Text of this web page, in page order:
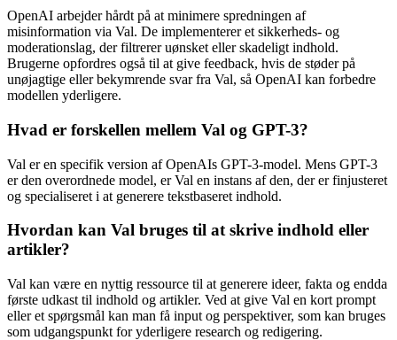
OpenAI arbejder hårdt på at minimere spredningen af
misinformation via Val. De implementerer et sikkerheds- og
moderationslag, der filtrerer uønsket eller skadeligt indhold.
Brugerne opfordres også til at give feedback, hvis de støder på
unøjagtige eller bekymrende svar fra Val, så OpenAI kan forbedre
modellen yderligere.
Hvad er forskellen mellem Val og GPT-3?
Val er en specifik version af OpenAIs GPT-3-model. Mens GPT-3
er den overordnede model, er Val en instans af den, der er finjusteret
og specialiseret i at generere tekstbaseret indhold.
Hvordan kan Val bruges til at skrive indhold eller
artikler?
Val kan være en nyttig ressource til at generere ideer, fakta og endda
første udkast til indhold og artikler. Ved at give Val en kort prompt
eller et spørgsmål kan man få input og perspektiver, som kan bruges
som udgangspunkt for yderligere research og redigering.